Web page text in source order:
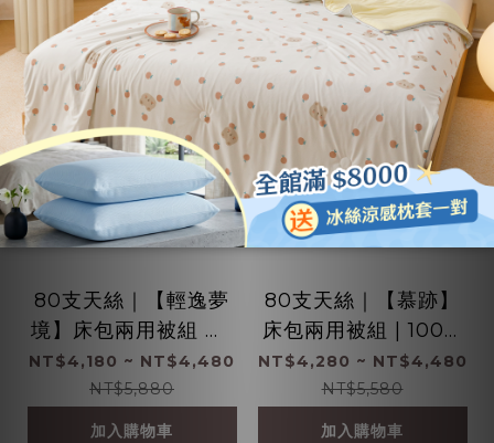
80支天絲｜【輕逸夢
境】床包兩用被組 ｜1
00%萊賽爾纖維
NT$4,180 ~ NT$4,480
NT$5,880
加入購物車
80支天絲｜【慕跡】
床包兩用被組 | 100%
萊賽爾纖維
NT$4,280 ~ NT$4,480
NT$5,580
加入購物車